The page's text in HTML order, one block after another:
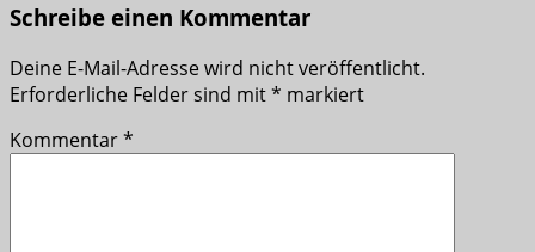
Schreibe einen Kommentar
Deine E-Mail-Adresse wird nicht veröffentlicht.
Erforderliche Felder sind mit* markiert
Kommentar*